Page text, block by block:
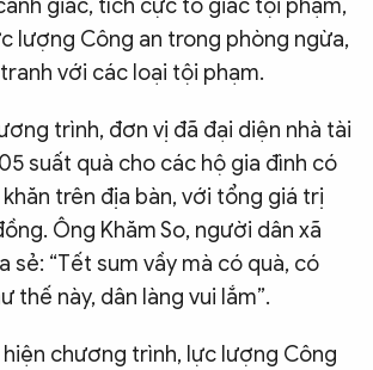
giác, tích cực tố giác tội phạm,
lượng Công an trong phòng ngừa,
với các loại tội phạm.
trình, đơn vị đã đại diện nhà tài
suất quà cho các hộ gia đình có
trên địa bàn, với tổng giá trị
Ông Khăm So, người dân xã
sẻ: “Tết sum vầy mà có quà, có
thế này, dân làng vui lắm”.
chương trình, lực lượng Công